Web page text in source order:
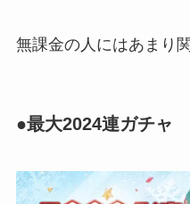
無課金の人にはあまり
●最大2024連ガチャ